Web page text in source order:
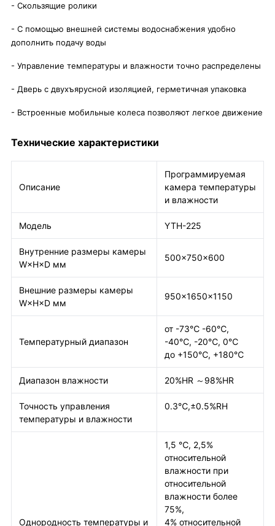
- Скользящие ролики
- С помощью внешней системы водоснабжения удобно
дополнить подачу воды
- Управление температуры и влажности точно распределены
- Дверь с двухъярусной изоляцией, герметичная упаковка
- Встроенные мобильные колеса позволяют легкое движение
Технические характеристики
Описание
Программируемая
камера температуры
и влажности
Модель YTH-225
Внутренние размеры камеры
W×H×D мм
500×750×600
Внешние размеры камеры
W×H×D мм
950×1650×1150
Температурный диапазон
от -73℃ -60℃,
-40℃, -20℃, 0℃
до +150℃, +180℃
Диапазон влажности 20%HR ～98%HR
Точность управления
температуры и влажности
0.3℃,±0.5%RH
Однородность температуры и
1,5 ℃, 2,5%
относительной
влажности при
относительной
влажности более
75%,
4% относительной